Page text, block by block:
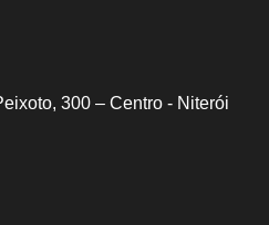
300 – Centro - Niterói